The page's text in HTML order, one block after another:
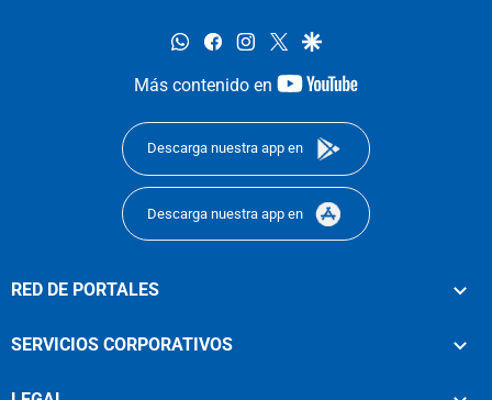
whatsappfacebookinstagram
twittergoogle
Más contenido en
youtube-
Descarga nuestra app en
Descarga nuestra app en
RED DE PORTALES
SERVICIOS CORPORATIVOS